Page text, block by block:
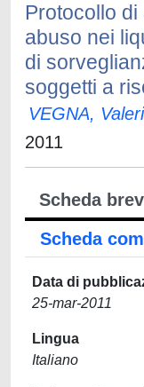
Protocollo
abuso nei
di
soggetti a
VEGNA,
2011
Scheda
Scheda
Data di
25-mar-2011
Lingua
Italiano